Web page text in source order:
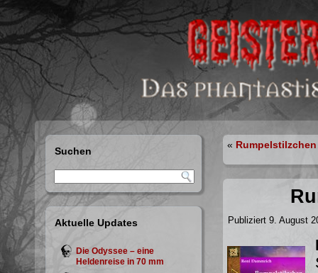
Suchen
Aktuelle Updates
Die Odyssee – eine
Heldenreise in 70 mm
«
Publiziert 9. August